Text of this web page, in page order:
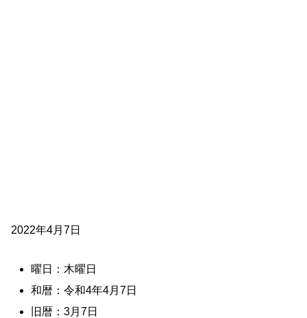
2022年4月7日
曜日：木曜日
和暦：令和4年4月7日
旧暦：3月7日